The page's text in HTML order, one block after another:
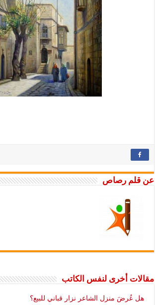
عن قلم رصاص
مقالات أخرى لنفس الكاتب
هل عُرضَ منزل الشاعر نزار قباني للبيع؟